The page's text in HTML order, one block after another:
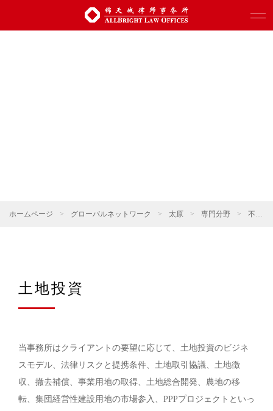
ホームページ > グローバルネットワーク > 太原 > 専門分野 > 不動産・建設プロジェクト
土地投資
当事務所はクライアントの要望に応じて、土地投資のビジネ
スモデル、法律リスクと提携条件、土地取引協議、土地徴
収、撤去補償、事業用地の取得、土地総合開発、農地の移
転、集団経営性建設用地の市場参入、PPPプロジェクトといっ